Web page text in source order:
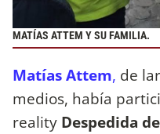
MATÍAS ATTEM Y SU FAMILIA.
Matías Attem, de
medios, había
reality Despedida